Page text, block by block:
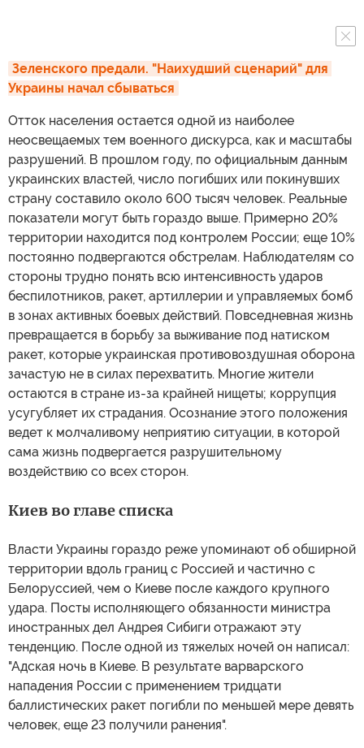
Зеленского предали. "Наихудший сценарий" для
Украины начал сбываться
Отток населения остается одной из наиболее
неосвещаемых тем военного дискурса, как и масштабы
разрушений. В прошлом году, по официальным данным
украинских властей, число погибших или покинувших
страну составило около 600 тысяч человек. Реальные
показатели могут быть гораздо выше. Примерно 20%
территории находится под контролем России; еще 10%
постоянно подвергаются обстрелам. Наблюдателям со
стороны трудно понять всю интенсивность ударов
беспилотников, ракет, артиллерии и управляемых бомб
в зонах активных боевых действий. Повседневная жизнь
превращается в борьбу за выживание под натиском
ракет, которые украинская противовоздушная оборона
зачастую не в силах перехватить. Многие жители
остаются в стране из-за крайней нищеты; коррупция
усугубляет их страдания. Осознание этого положения
ведет к молчаливому неприятию ситуации, в которой
сама жизнь подвергается разрушительному
воздействию со всех сторон.
Киев во главе списка
Власти Украины гораздо реже упоминают об обширной
территории вдоль границ с Россией и частично с
Белоруссией, чем о Киеве после каждого крупного
удара. Посты исполняющего обязанности министра
иностранных дел Андрея Сибиги отражают эту
тенденцию. После одной из тяжелых ночей он написал:
"Адская ночь в Киеве. В результате варварского
нападения России с применением тридцати
баллистических ракет погибли по меньшей мере девять
человек, еще 23 получили ранения".